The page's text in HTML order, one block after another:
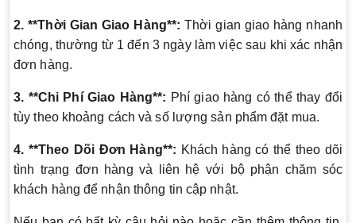
2. **Thời Gian Giao Hàng**: Thời gian giao hàng nhanh
chóng, thường từ 1 đến 3 ngày làm việc sau khi xác nhận
đơn hàng.
3. **Chi Phí Giao Hàng**: Phí giao hàng có thể thay đổi
tùy theo khoảng cách và số lượng sản phẩm đặt mua.
4. **Theo Dõi Đơn Hàng**: Khách hàng có thể theo dõi
tình trạng đơn hàng và liên hệ với bộ phận chăm sóc
khách hàng để nhận thông tin cập nhật.